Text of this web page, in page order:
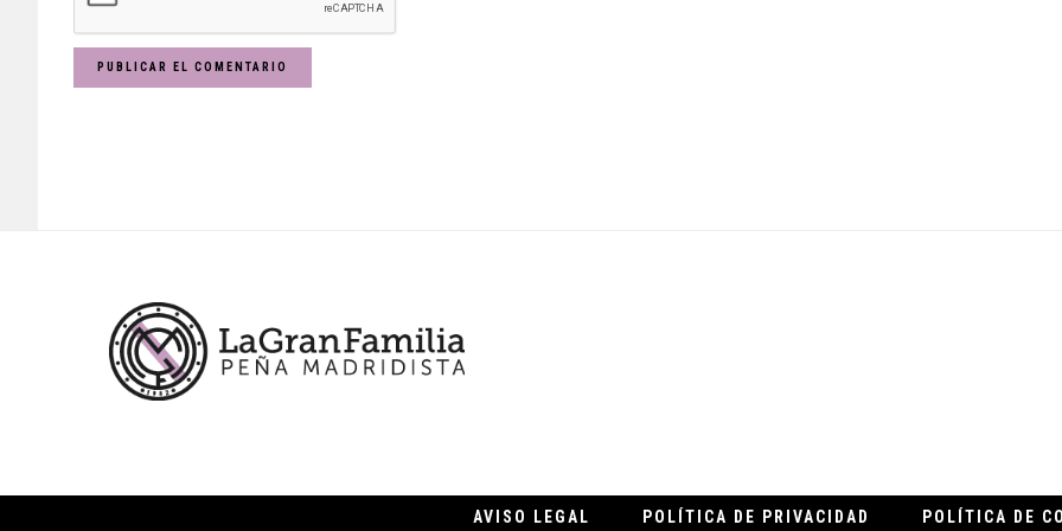
AVISO LEGAL POLÍTICA DE PRIVACIDAD POLÍTICA DE